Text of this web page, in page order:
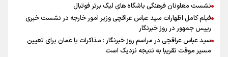
نشست معاونان فرهنگی باشگاه های لیگ برتر فوتبال
فیلم کامل اظهارات سید عباس عراقچی وزیر امور خارجه در نشست خبری
رییس جمهور در روز خبرنگار
سید عباس عراقچی در مراسم روز خبرنگار : مذاکرات با عمان برای تعیین
مسیر موقت تقریبا به نتیجه نزدیک است